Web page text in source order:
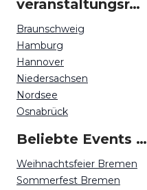
veranstaltungsraum-firmenevents um Bremen
Braunschweig
Hamburg
Hannover
Niedersachsen
Nordsee
Osnabrück
Beliebte Events in Bremen
Weihnachtsfeier Bremen
Sommerfest Bremen